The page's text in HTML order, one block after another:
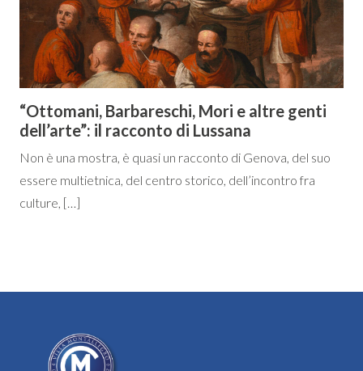
“Ottomani, Barbareschi, Mori e altre genti
dell’arte”: il racconto di Lussana
Non è una mostra, è quasi un racconto di Genova, del suo
essere multietnica, del centro storico, dell’incontro fra
culture, […]